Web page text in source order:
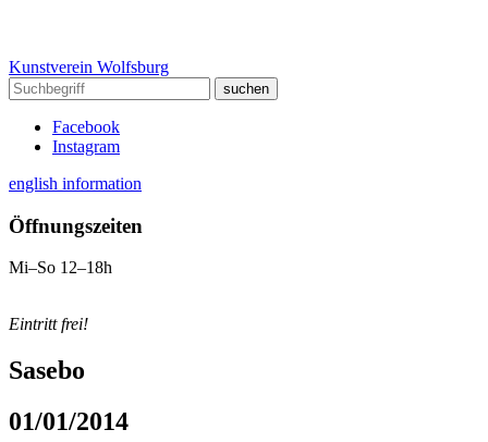
Kunstverein Wolfsburg
Facebook
Instagram
english information
Öffnungszeiten
Mi–So 12–18h
Eintritt frei!
Sasebo
01/01/2014